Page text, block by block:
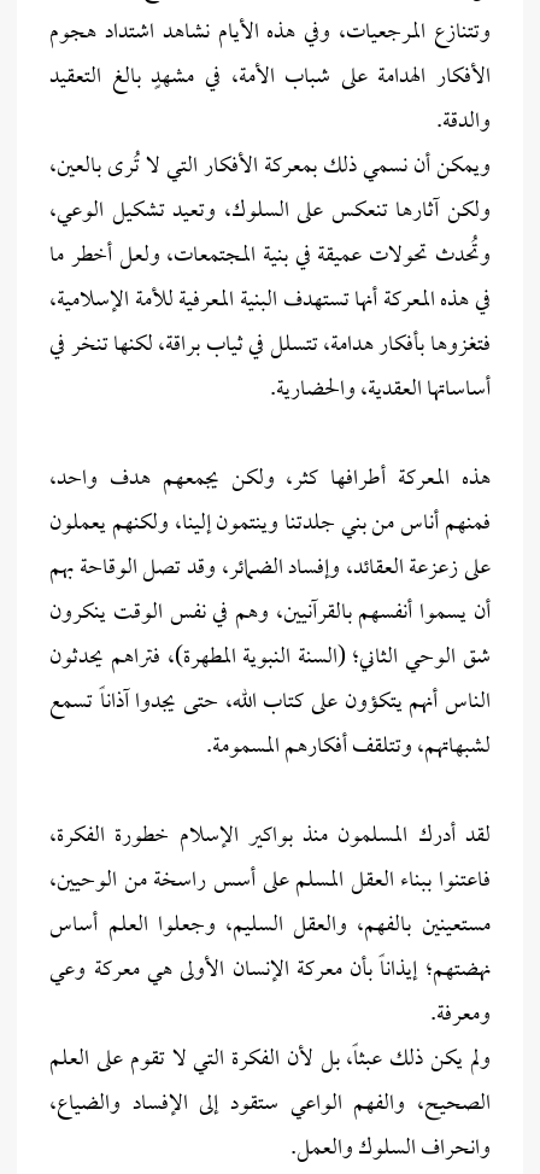
وتتنازع المرجعيات، وفي هذه الأيام نشاهد اشتداد هجوم
الأفكار الهدامة على شباب الأمة، في مشهدٍ بالغ التعقيد
والدقة.
ويمكن أن نسمي ذلك بمعركة الأفكار التي لا تُرى بالعين،
ولكن آثارها تنعكس على السلوك، وتعيد تشكيل الوعي،
وتُحدث تحولات عميقة في بنية المجتمعات، ولعل أخطر ما
في هذه المعركة أنها تستهدف البنية المعرفية للأمة الإسلامية،
فتغزوها بأفكار هدامة، تتسلل في ثياب براقة، لكنها تنخر في
أساساتها العقدية، والحضارية.
هذه المعركة أطرافها كثر، ولكن يجمعهم هدف واحد،
فمنهم أناس من بني جلدتنا وينتمون إلينا، ولكنهم يعملون
على زعزعة العقائد، وإفساد الضمائر، وقد تصل الوقاحة بهم
أن يسموا أنفسهم بالقرآنيين، وهم في نفس الوقت ينكرون
شق الوحي الثاني؛ (السنة النبوية المطهرة)، فتراهم يحدثون
الناس أنهم يتكؤون على كتاب الله، حتى يجدوا آذاناً تسمع
لشبهاتهم، وتتلقف أفكارهم المسمومة.
لقد أدرك المسلمون منذ بواكير الإسلام خطورة الفكرة،
فاعتنوا ببناء العقل المسلم على أسس راسخة من الوحيين،
مستعينين بالفهم، والعقل السليم، وجعلوا العلم أساس
نهضتهم؛ إيذاناً بأن معركة الإنسان الأولى هي معركة وعي
ومعرفة.
ولم يكن ذلك عبثاً، بل لأن الفكرة التي لا تقوم على العلم
الصحيح، والفهم الواعي ستقود إلى الإفساد والضياع،
وانحراف السلوك والعمل.